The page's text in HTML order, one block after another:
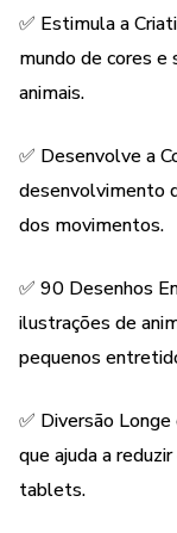
Deixe a
exploram o reino
tintas! 🎨🦁
Perfeito para
✅ Estimula a
mundo de cores e
animais.
✅ Desenvolve a
desenvolvimento
dos movimentos.
✅ 90 Desenhos
ilustrações de
pequenos
✅ Diversão
que ajuda a
tablets.